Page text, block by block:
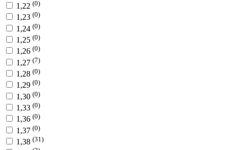
1,22 (0)
1,23 (0)
1,24 (0)
1,25 (0)
1,26 (0)
1,27 (7)
1,28 (0)
1,29 (0)
1,30 (0)
1,33 (0)
1,36 (0)
1,37 (0)
1,38 (31)